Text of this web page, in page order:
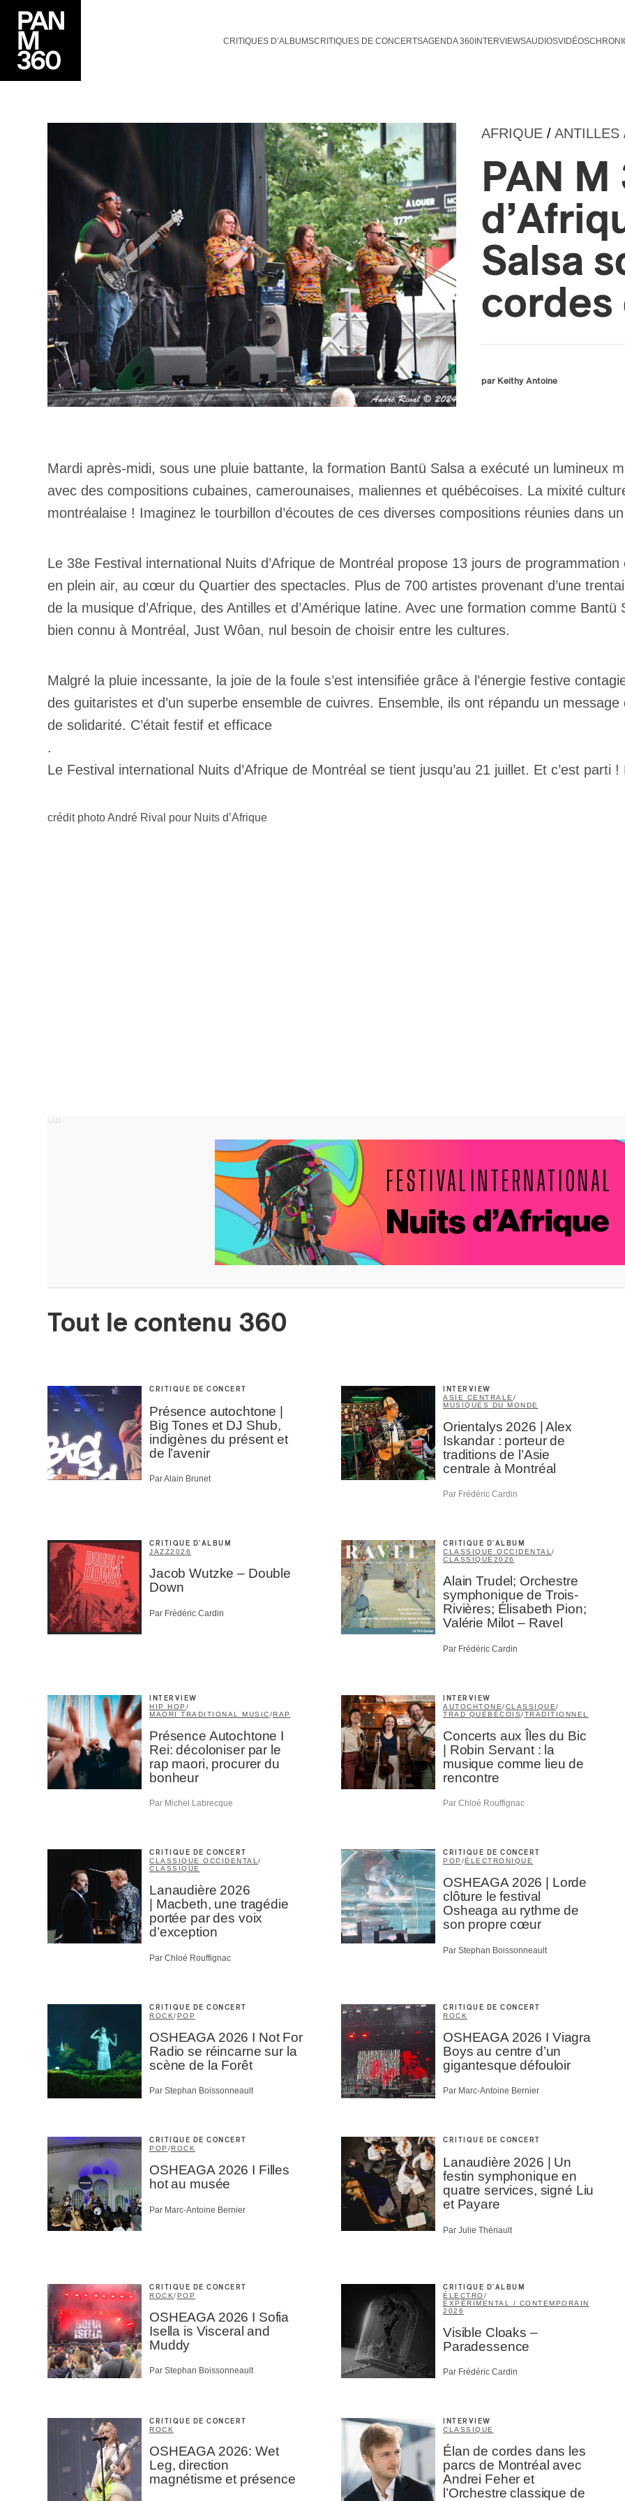
CRITIQUES D’ALBUMSCRITIQUES DE CONCERTSAGENDA 360INTERVIEWSAUDIOSVIDÉOS
AFRIQUE / ANTILLES
PAN
Salsa
cordes
par Keithy Antoine
Mardi après-midi, sous une pluie battante, la formation Bantü Salsa a exécuté un lumineux
avec des compositions cubaines, camerounaises, maliennes et québécoises. La mixité
montréalaise ! Imaginez le tourbillon d’écoutes de ces diverses compositions réunies dans
Le 38e Festival international Nuits d’Afrique de Montréal propose 13 jours de
en plein air, au cœur du Quartier des spectacles. Plus de 700 artistes provenant d’une
de la musique d’Afrique, des Antilles et d’Amérique latine. Avec une formation comme
bien connu à Montréal, Just Wôan, nul besoin de choisir entre les cultures.
Malgré la pluie incessante, la joie de la foule s’est intensifiée grâce à l’énergie festive
des guitaristes et d’un superbe ensemble de cuivres. Ensemble, ils ont répandu un message
de solidarité. C’était festif et efficace
.
Le Festival international Nuits d’Afrique de Montréal se tient jusqu’au 21 juillet. Et c’est parti
crédit photo André Rival pour Nuits d’Afrique
PUBLICITÉ PANAM
Tout le contenu 360
CRITIQUE DE CONCERT
Présence autochtone |
Big Tones et DJ Shub,
indigènes du présent et
de l’avenir
Par Alain Brunet
INTERVIEW
ASIE CENTRALE /
MUSIQUES DU MONDE
Orientalys 2026 | Alex
Iskandar : porteur de
traditions de l’Asie
centrale à Montréal
Par Frédéric Cardin
CRITIQUE D'ALBUM
JAZZ2026
Jacob Wutzke – Double
Down
Par Frédéric Cardin
CRITIQUE D'ALBUM
CLASSIQUE OCCIDENTAL/
CLASSIQUE2026
Alain Trudel; Orchestre
symphonique de Trois-
Rivières; Élisabeth Pion;
Valérie Milot – Ravel
Par Frédéric Cardin
INTERVIEW
HIP HOP /
MAORI TRADITIONAL MUSIC/RAP
Présence Autochtone I
Rei: décoloniser par le
rap maori, procurer du
bonheur
Par Michel Labrecque
INTERVIEW
AUTOCHTONE/CLASSIQUE/
TRAD QUÉBÉCOIS/TRADITIONNEL
Concerts aux Îles du Bic
| Robin Servant : la
musique comme lieu de
rencontre
Par Chloé Rouffignac
CRITIQUE DE CONCERT
CLASSIQUE OCCIDENTAL/
CLASSIQUE
Lanaudière 2026
| Macbeth, une tragédie
portée par des voix
d’exception
Par Chloé Rouffignac
CRITIQUE DE CONCERT
POP /ÉLECTRONIQUE
OSHEAGA 2026 | Lorde
clôture le festival
Osheaga au rythme de
son propre cœur
Par Stephan Boissonneault
CRITIQUE DE CONCERT
ROCK/POP
OSHEAGA 2026 I Not For
Radio se réincarne sur la
scène de la Forêt
Par Stephan Boissonneault
CRITIQUE DE CONCERT
ROCK
OSHEAGA 2026 I Viagra
Boys au centre d’un
gigantesque défouloir
Par Marc-Antoine Bernier
CRITIQUE DE CONCERT
POP /ROCK
OSHEAGA 2026 I Filles
hot au musée
Par Marc-Antoine Bernier
CRITIQUE DE CONCERT
Lanaudière 2026 | Un
festin symphonique en
quatre services, signé Liu
et Payare
Par Julie Thériault
CRITIQUE DE CONCERT
ROCK/POP
OSHEAGA 2026 I Sofia
Isella is Visceral and
Muddy
Par Stephan Boissonneault
CRITIQUE D'ALBUM
ÉLECTRO/
EXPÉRIMENTAL / CONTEMPORAIN
2026
Visible Cloaks –
Paradessence
Par Frédéric Cardin
CRITIQUE DE CONCERT
ROCK
OSHEAGA 2026: Wet
Leg, direction
magnétisme et présence
INTERVIEW
CLASSIQUE
Élan de cordes dans les
parcs de Montréal avec
Andrei Feher et
l’Orchestre classique de
Inscription
Infolettre
Votre courriel *
Professionnel industrie musicale
Amateur-e /Fan
Contributeur-trice
Fournisseur
M'INSCRIRE